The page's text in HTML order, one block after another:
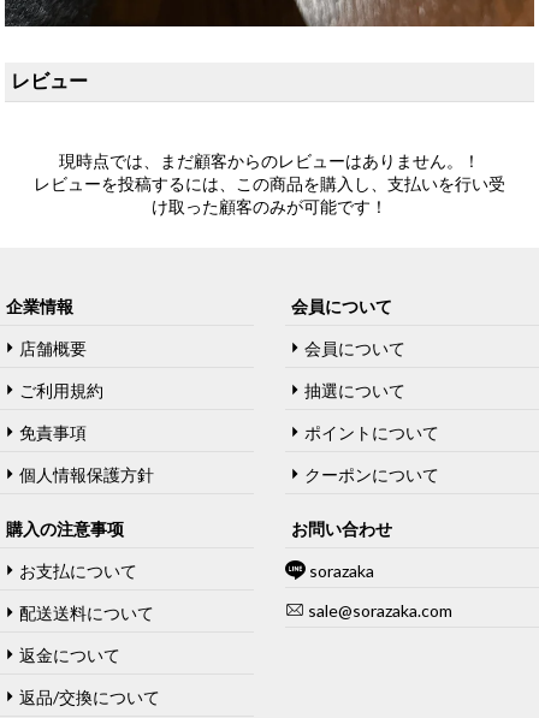
レビュー
現時点では、まだ顧客からのレビューはありません。！
レビューを投稿するには、この商品を購入し、支払いを行い受
け取った顧客のみが可能です！
企業情報
店舗概要
ご利用規約
免責事項
個人情報保護方針
会員について
会員について
抽選について
ポイントについて
クーポンについて
購入の注意事项
お支払について
配送送料について
返金について
返品/交換について
お問い合わせ
sorazaka
sale@sorazaka.com